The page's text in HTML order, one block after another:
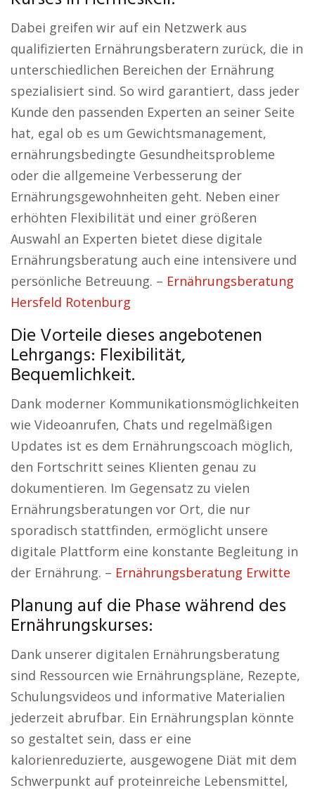
Dabei greifen wir auf ein Netzwerk aus
qualifizierten Ernährungsberatern zurück, die in
unterschiedlichen Bereichen der Ernährung
spezialisiert sind. So wird garantiert, dass jeder
Kunde den passenden Experten an seiner Seite
hat, egal ob es um Gewichtsmanagement,
ernährungsbedingte Gesundheitsprobleme
oder die allgemeine Verbesserung der
Ernährungsgewohnheiten geht. Neben einer
erhöhten Flexibilität und einer größeren
Auswahl an Experten bietet diese digitale
Ernährungsberatung auch eine intensivere und
persönliche Betreuung. – Ernährungsberatung
Hersfeld Rotenburg
Die Vorteile dieses angebotenen
Lehrgangs: Flexibilität,
Bequemlichkeit.
Dank moderner Kommunikationsmöglichkeiten
wie Videoanrufen, Chats und regelmäßigen
Updates ist es dem Ernährungscoach möglich,
den Fortschritt seines Klienten genau zu
dokumentieren. Im Gegensatz zu vielen
Ernährungsberatungen vor Ort, die nur
sporadisch stattfinden, ermöglicht unsere
digitale Plattform eine konstante Begleitung in
der Ernährung. – Ernährungsberatung Erwitte
Planung auf die Phase während des
Ernährungskurses:
Dank unserer digitalen Ernährungsberatung
sind Ressourcen wie Ernährungspläne, Rezepte,
Schulungsvideos und informative Materialien
jederzeit abrufbar. Ein Ernährungsplan könnte
so gestaltet sein, dass er eine
kalorienreduzierte, ausgewogene Diät mit dem
Schwerpunkt auf proteinreiche Lebensmittel,